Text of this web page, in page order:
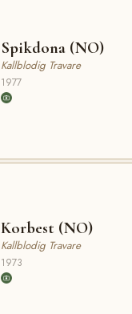
Spikdona (NO)
Kallblodig Travare
1977
Korbest (NO)
Kallblodig Travare
1973